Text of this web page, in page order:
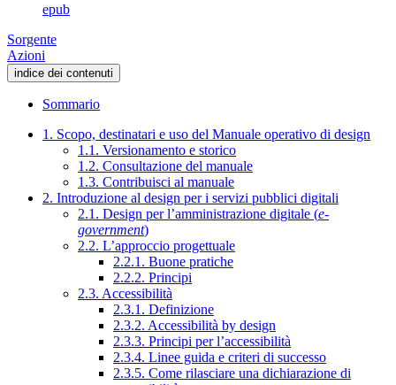
epub
Sorgente
Azioni
indice dei contenuti
Sommario
1. Scopo, destinatari e uso del Manuale operativo di design
1.1. Versionamento e storico
1.2. Consultazione del manuale
1.3. Contribuisci al manuale
2. Introduzione al design per i servizi pubblici digitali
2.1. Design per l’amministrazione digitale (e-
government)
2.2. L’approccio progettuale
2.2.1. Buone pratiche
2.2.2. Principi
2.3. Accessibilità
2.3.1. Definizione
2.3.2. Accessibilità by design
2.3.3. Principi per l’accessibilità
2.3.4. Linee guida e criteri di successo
2.3.5. Come rilasciare una dichiarazione di